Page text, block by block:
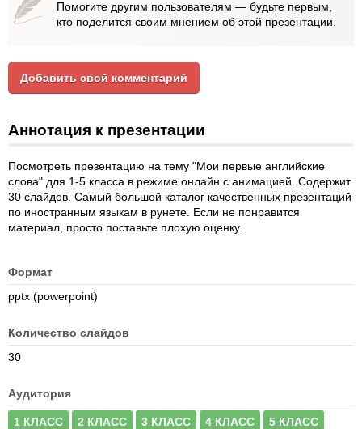
Помогите другим пользователям — будьте первым,
кто поделится своим мнением об этой презентации.
Добавить свой комментарий
Аннотация к презентации
Посмотреть презентацию на тему "Мои первые английские
слова" для 1-5 класса в режиме онлайн с анимацией. Содержит
30 слайдов. Самый большой каталог качественных презентаций
по иностранным языкам в рунете. Если не понравится
материал, просто поставьте плохую оценку.
Формат
pptx (powerpoint)
Количество слайдов
30
Аудитория
1 КЛАСС 2 КЛАСС 3 КЛАСС 4 КЛАСС 5 КЛАСС